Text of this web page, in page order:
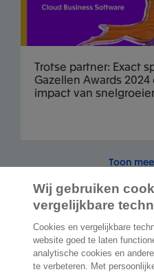
Trotse partner: Exact
Gazellen Awards
impact van
Toon
2.000 specialisten
helpen
Wij gebruiken
vergelijkbare
Cookies en vergelijkbare
website goed te laten
analytische cookies en
te verbeteren. Met